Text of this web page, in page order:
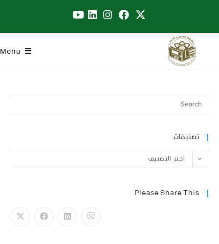
Menu
تصنيفات
اختر التصنيف
Please Share This